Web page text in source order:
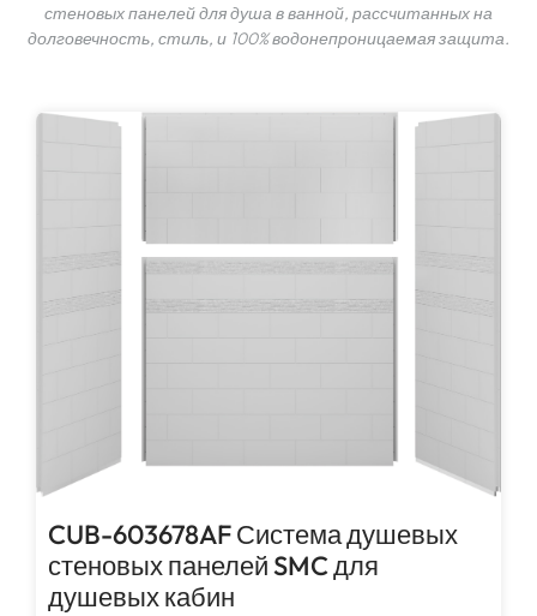
стеновых панелей для душа в ванной, рассчитанных на
долговечность, стиль, и 100% водонепроницаемая защита.
CUB-603678AF Система душевых
стеновых панелей SMC для
душевых кабин